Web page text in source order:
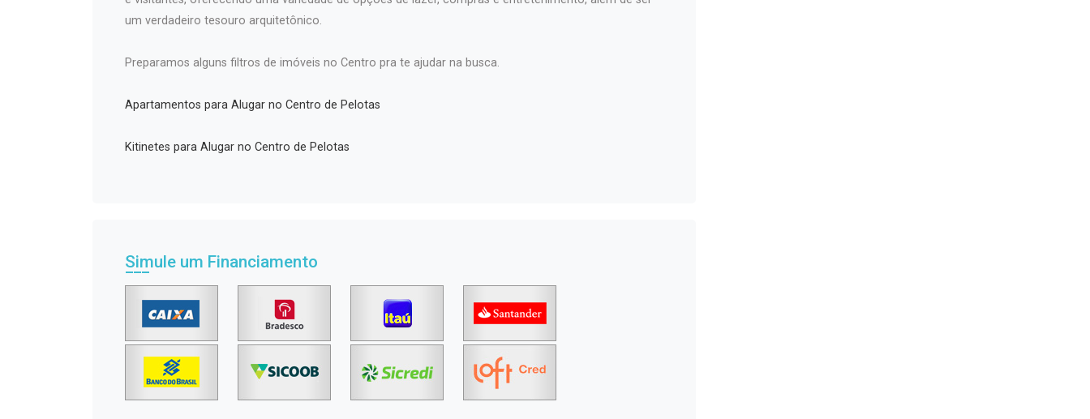
um verdadeiro tesouro arquitetônico.
Preparamos alguns filtros de imóveis no Centro pra te ajudar na busca.
Apartamentos para Alugar no Centro de Pelotas
Kitinetes para Alugar no Centro de Pelotas
Simule um Financiamento